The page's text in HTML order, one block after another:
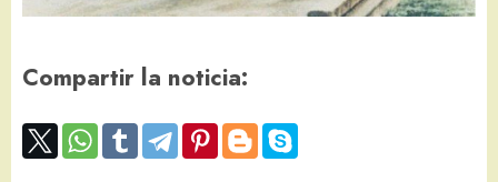
Compartir la noticia: